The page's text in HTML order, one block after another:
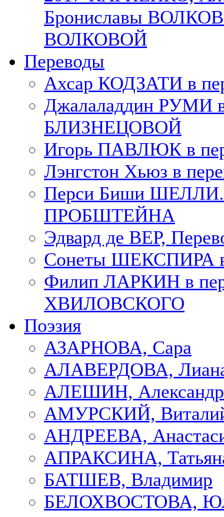
Брониславы
ВОЛКОВОЙ
Переводы
Ахсар КОДЗАТИ в
Джалаладдин РУМИ
БЛИЗНЕЦОВОЙ
Игорь ПАВЛЮК в
Лэнгстон Хьюз в
Перси Биши ШЕЛЛИ.
ПРОБШТЕЙНА
Эдвард де ВЕР,
Сонеты ШЕКСПИРА в
Филип ЛАРКИН в
ХВИЛОВСКОГО
Поэзия
АЗАРНОВА, Сара
АЛАВЕРДОВА,
АЛЕШИН, Александр
АМУРСКИЙ,
АНДРЕЕВА,
АПРАКСИНА,
БАТШЕВ, Владимир
БЕЛОХВОСТОВА,